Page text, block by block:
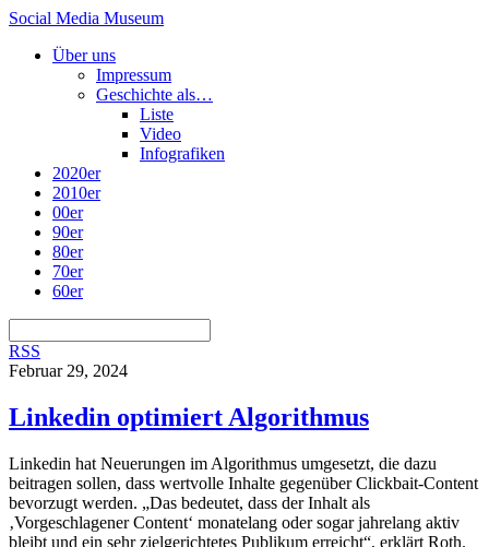
Social Media Museum
Über uns
Impressum
Geschichte als…
Liste
Video
Infografiken
2020er
2010er
00er
90er
80er
70er
60er
RSS
Februar 29, 2024
Linkedin optimiert Algorithmus
Linkedin hat Neuerungen im Algorithmus umgesetzt, die dazu
beitragen sollen, dass wertvolle Inhalte gegenüber Clickbait-Content
bevorzugt werden. „Das bedeutet, dass der Inhalt als
‚Vorgeschlagener Content‘ monatelang oder sogar jahrelang aktiv
bleibt und ein sehr zielgerichtetes Publikum erreicht“, erklärt Roth.